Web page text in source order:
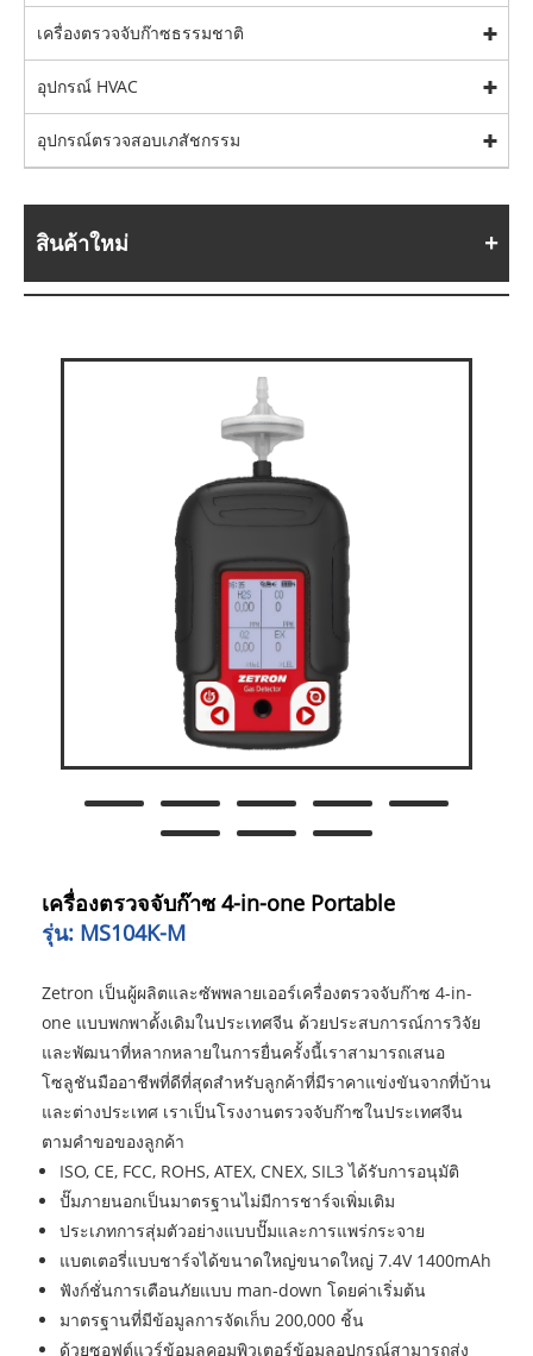
เครื่องตรวจจับก๊าซธรรมชาติ
อุปกรณ์ HVAC
อุปกรณ์ตรวจสอบเภสัชกรรม
สินค้าใหม่
เครื่องตรวจจับก๊าซ 4-in-one Portable
รุ่น: MS104K-M
Zetron เป็นผู้ผลิตและซัพพลายเออร์เครื่องตรวจจับก๊าซ 4-in-
one แบบพกพาดั้งเดิมในประเทศจีน ด้วยประสบการณ์การวิจัย
และพัฒนาที่หลากหลายในการยื่นครั้งนี้เราสามารถเสนอ
โซลูชันมืออาชีพที่ดีที่สุดสำหรับลูกค้าที่มีราคาแข่งขันจากที่บ้าน
และต่างประเทศ เราเป็นโรงงานตรวจจับก๊าซในประเทศจีน
ตามคำขอของลูกค้า
ISO, CE, FCC, ROHS, ATEX, CNEX, SIL3 ได้รับการอนุมัติ
ปั๊มภายนอกเป็นมาตรฐานไม่มีการชาร์จเพิ่มเติม
ประเภทการสุ่มตัวอย่างแบบปั๊มและการแพร่กระจาย
แบตเตอรี่แบบชาร์จได้ขนาดใหญ่ขนาดใหญ่ 7.4V 1400mAh
ฟังก์ชั่นการเตือนภัยแบบ man-down โดยค่าเริ่มต้น
มาตรฐานที่มีข้อมูลการจัดเก็บ 200,000 ชิ้น
ด้วยซอฟต์แวร์ข้อมูลคอมพิวเตอร์ข้อมูลอุปกรณ์สามารถส่ง